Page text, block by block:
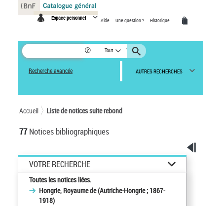
Espace personnel Aide Une question ? Historique
Tout
Recherche avancée AUTRES RECHERCHES
Accueil Liste de notices suite rebond
77Notices bibliographiques
VOTRE RECHERCHE
Toutes les notices liées.
Hongrie, Royaume de (Autriche-Hongrie ; 1867-
1918)
Panneau de gestion des cookies